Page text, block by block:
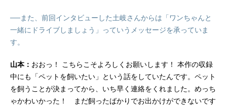
──また、前回インタビューした土岐さんからは「ワンちゃんと
一緒にドライブしましょう」っていうメッセージを承っていま
す。
山本： おおっ！ こちらこそよろしくお願いします！ 本作の収録
中にも「ペットを飼いたい」という話をしていたんです。ペット
を飼うことが決まってから、いち早く連絡をくれました。めっち
ゃかわいかった！ まだ飼ったばかりでお出かけができないです